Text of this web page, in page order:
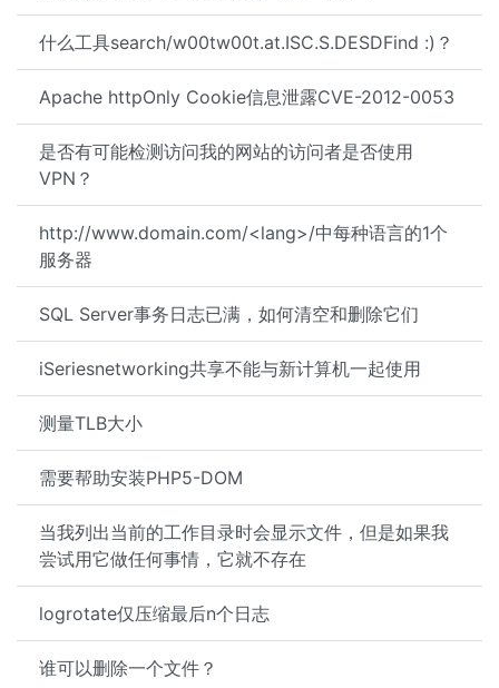
什么工具search/w00tw00t.at.ISC.S.DESDFind :)？
Apache httpOnly Cookie信息泄露CVE-2012-0053
是否有可能检测访问我的网站的访问者是否使用
VPN？
http://www.domain.com/<lang>/中每种语言的1个
服务器
SQL Server事务日志已满，如何清空和删除它们
iSeriesnetworking共享不能与新计算机一起使用
测量TLB大小
需要帮助安装PHP5-DOM
当我列出当前的工作目录时会显示文件，但是如果我
尝试用它做任何事情，它就不存在
logrotate仅压缩最后n个日志
谁可以删除一个文件？